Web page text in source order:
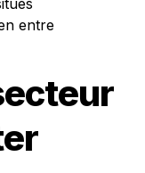
entre